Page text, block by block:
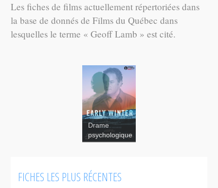
Les fiches de films actuellement répertoriées dans
la base de donnés de Films du Québec dans
lesquelles le terme « Geoff Lamb » est cité.
Early Winter
Drame
psychologique
FICHES LES PLUS RÉCENTES